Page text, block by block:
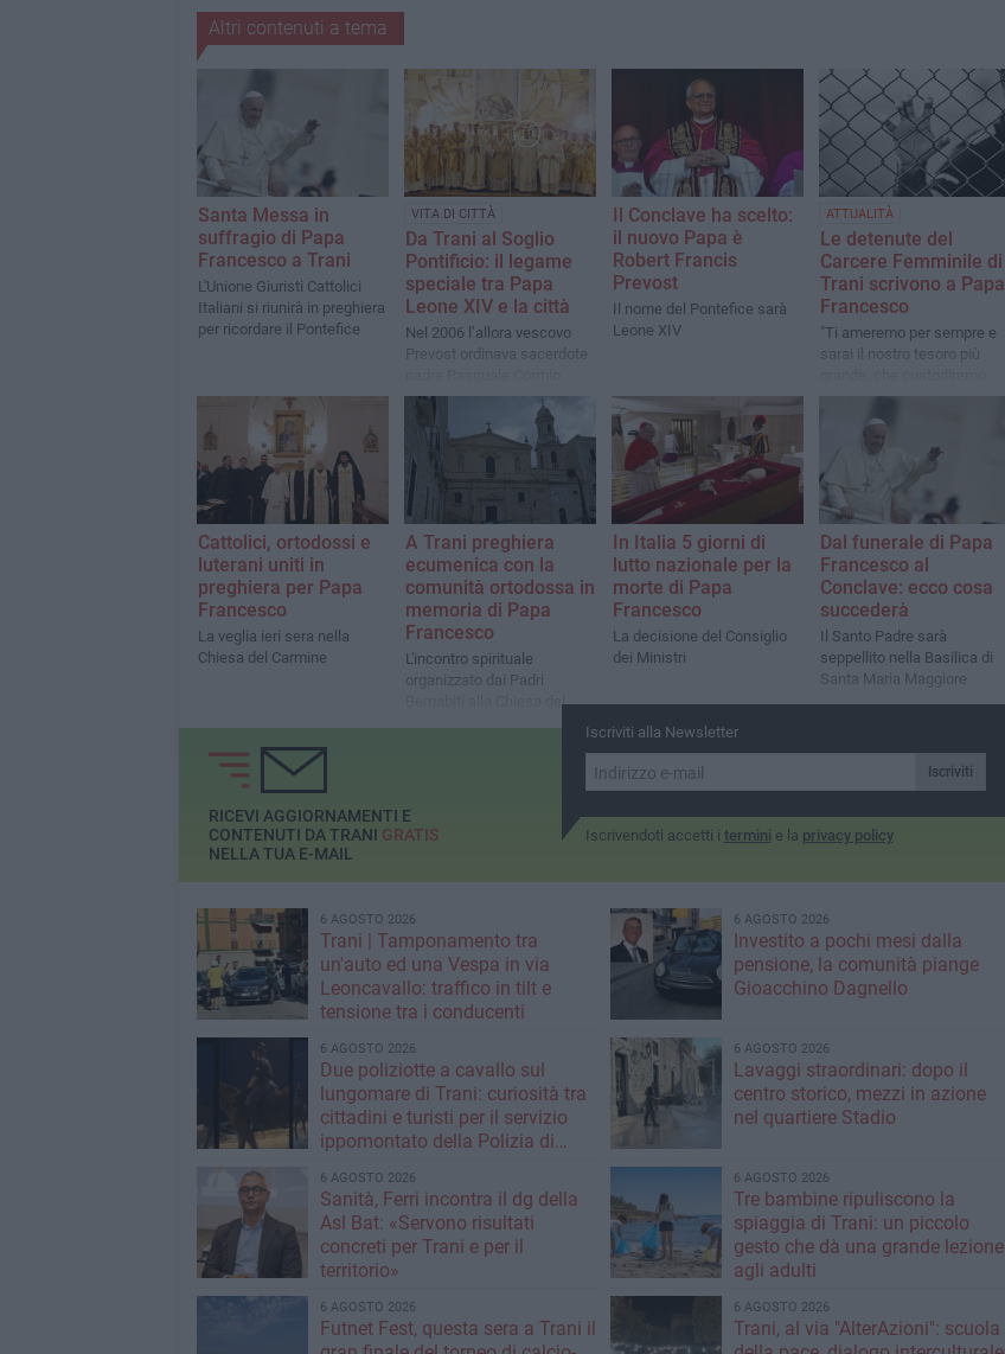
Altri contenuti a tema
Santa Messa in
suffragio di Papa
Francesco a Trani
L'Unione Giuristi Cattolici
Italiani si riunirà in preghiera
per ricordare il Pontefice
VITA DI CITTÀ
Da Trani al Soglio
Pontificio: il legame
speciale tra Papa
Leone XIV e la città
Nel 2006 l’allora vescovo
Prevost ordinava sacerdote
Il Conclave ha scelto:
il nuovo Papa è
Robert Francis
Prevost
Il nome del Pontefice sarà
Leone XIV
ATTUALITÀ
Le detenute del
Carcere Femminile di
Trani scrivono a Papa
Francesco
"Ti ameremo per sempre e
sarai il nostro tesoro più
gelosamente nei nostri
Cattolici, ortodossi e
luterani uniti in
preghiera per Papa
Francesco
La veglia ieri sera nella
Chiesa del Carmine
A Trani preghiera
ecumenica con la
comunità ortodossa in
memoria di Papa
Francesco
L'incontro spirituale
organizzato dai Padri
Bernabiti alla Chiesa del
In Italia 5 giorni di
lutto nazionale per la
morte di Papa
Francesco
La decisione del Consiglio
dei Ministri
Dal funerale di Papa
Francesco al
Conclave: ecco cosa
succederà
Il Santo Padre sarà
seppellito nella Basilica di
Santa Maria Maggiore
Iscriviti alla Newsletter
Iscriviti
Iscrivendoti accetti i termini e la privacy policy
RICEVI AGGIORNAMENTI E
CONTENUTI DA TRANI GRATIS
NELLA TUA E-MAIL
6 AGOSTO 2026
Trani | Tamponamento tra
un'auto ed una Vespa in via
Leoncavallo: traffico in tilt e
tensione tra i conducenti
6 AGOSTO 2026
Investito a pochi mesi dalla
pensione, la comunità piange
Gioacchino Dagnello
6 AGOSTO 2026
Due poliziotte a cavallo sul
lungomare di Trani: curiosità tra
cittadini e turisti per il servizio
ippomontato della Polizia di
6 AGOSTO 2026
Lavaggi straordinari: dopo il
centro storico, mezzi in azione
nel quartiere Stadio
6 AGOSTO 2026
Sanità, Ferri incontra il dg della
Asl Bat: «Servono risultati
concreti per Trani e per il
territorio»
6 AGOSTO 2026
Tre bambine ripuliscono la
spiaggia di Trani: un piccolo
gesto che dà una grande lezione
agli adulti
6 AGOSTO 2026
Futnet Fest, questa sera a Trani il
6 AGOSTO 2026
Trani, al via "AlterAzioni": scuola